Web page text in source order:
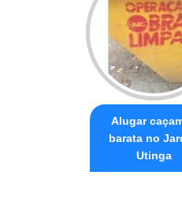
Alugar
barata no
Utinga